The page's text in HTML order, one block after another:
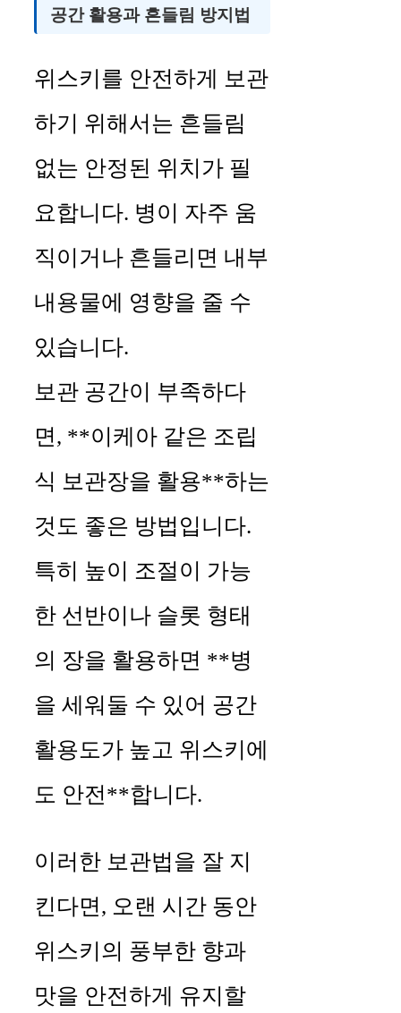
공간 활용과 흔들림 방지법
위스키를 안전하게 보관
하기 위해서는 흔들림
없는 안정된 위치가 필
요합니다. 병이 자주 움
직이거나 흔들리면 내부
내용물에 영향을 줄 수
있습니다.
보관 공간이 부족하다
면, **이케아 같은 조립
식 보관장을 활용**하는
것도 좋은 방법입니다.
특히 높이 조절이 가능
한 선반이나 슬롯 형태
의 장을 활용하면 **병
을 세워둘 수 있어 공간
활용도가 높고 위스키에
도 안전**합니다.
이러한 보관법을 잘 지
킨다면, 오랜 시간 동안
위스키의 풍부한 향과
맛을 안전하게 유지할